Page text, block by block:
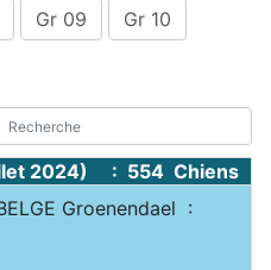
Gr 09
Gr 10
2024) : 554 Chiens
Groenendael :